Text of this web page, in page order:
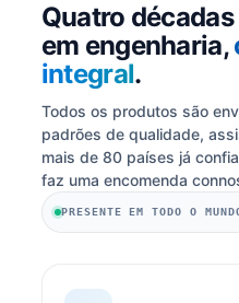
Quatro
em engenharia,
integral.
Todos os produtos são
padrões de qualidade,
mais de 80 países já
faz uma encomenda
PRESENTE EM TODO O